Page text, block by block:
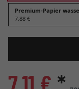
Premium-Papier
7,88 €